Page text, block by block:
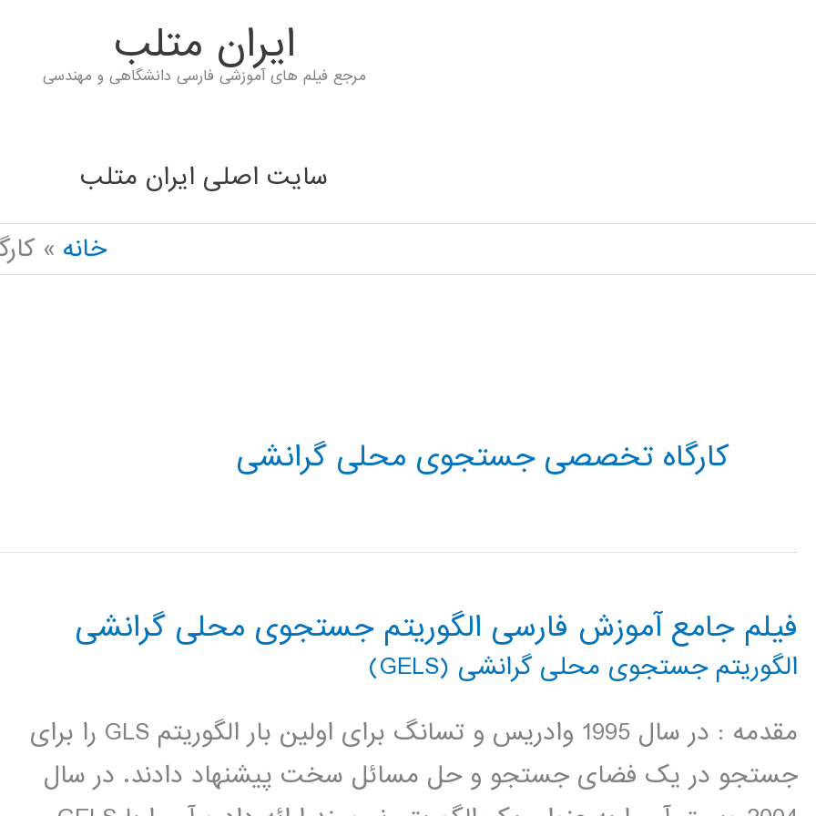
ايران متلب
مرجع فیلم های آموزشی فارسی دانشگاهی و مهندسی
سایت اصلی ایران متلب
خانه
کارگاه تخصصی جستجوی محلی گرانشی
فیلم جامع آموزش فارسی الگوریتم جستجوی محلی گرانشی
الگوریتم جستجوی محلی گرانشی (GELS)
مقدمه : در سال 1995 وادریس و تسانگ برای اولین بار الگوریتم GLS را برای
جستجو در یک فضای جستجو و حل مسائل سخت پیشنهاد دادند. در سال